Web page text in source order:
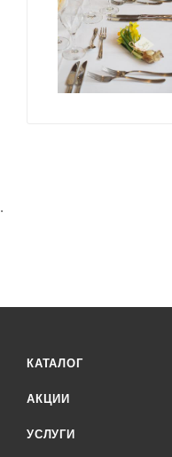
.
КАТАЛОГ
АКЦИИ
УСЛУГИ